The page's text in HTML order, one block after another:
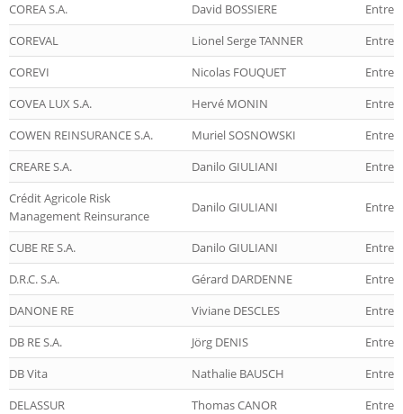
COREA S.A.
David BOSSIERE
COREVAL
Lionel Serge TANNER
COREVI
Nicolas FOUQUET
COVEA LUX S.A.
Hervé MONIN
COWEN REINSURANCE S.A.
Muriel SOSNOWSKI
CREARE S.A.
Danilo GIULIANI
Crédit Agricole Risk
Management Reinsurance
Danilo GIULIANI
CUBE RE S.A. Danilo GIULIANI
D.R.C. S.A.
Gérard DARDENNE
DANONE RE
Viviane DESCLES
DB RE S.A.
Jörg DENIS
DB Vita
Nathalie BAUSCH
DELASSUR
Thomas CANOR